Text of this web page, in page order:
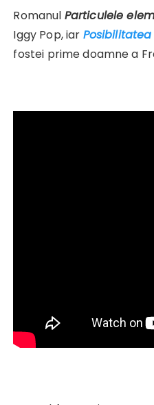
Romanul Particulele
Iggy Pop, iar
fostei prime doamne a